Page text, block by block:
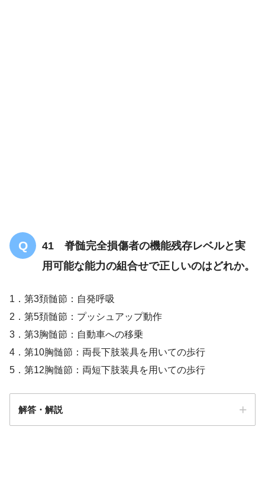
41 脊髄完全損傷者の機能残存レベルと実
用可能な能力の組合せで正しいのはどれか。
1．第3頚髄節：自発呼吸
2．第5頚髄節：プッシュアップ動作
3．第3胸髄節：自動車への移乗
4．第10胸髄節：両長下肢装具を用いての歩行
5．第12胸髄節：両短下肢装具を用いての歩行
解答・解説